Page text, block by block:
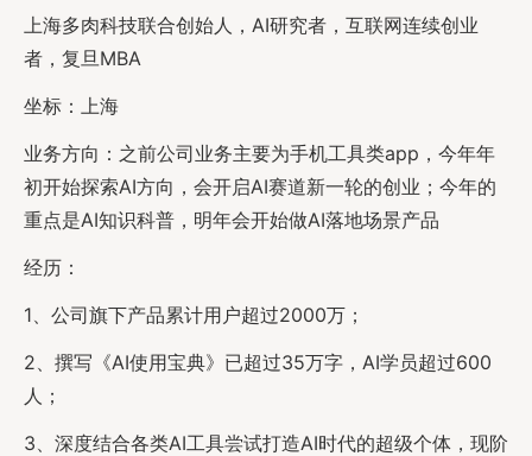
上海多肉科技联合创始人，AI研究者，互联网连续创业
者，复旦MBA
坐标：上海
业务方向：之前公司业务主要为手机工具类app，今年年
初开始探索AI方向，会开启AI赛道新一轮的创业；今年的
重点是AI知识科普，明年会开始做AI落地场景产品
经历：
1、公司旗下产品累计用户超过2000万；
2、撰写《AI使用宝典》已超过35万字，AI学员超过600
人；
3、深度结合各类AI工具尝试打造AI时代的超级个体，现阶